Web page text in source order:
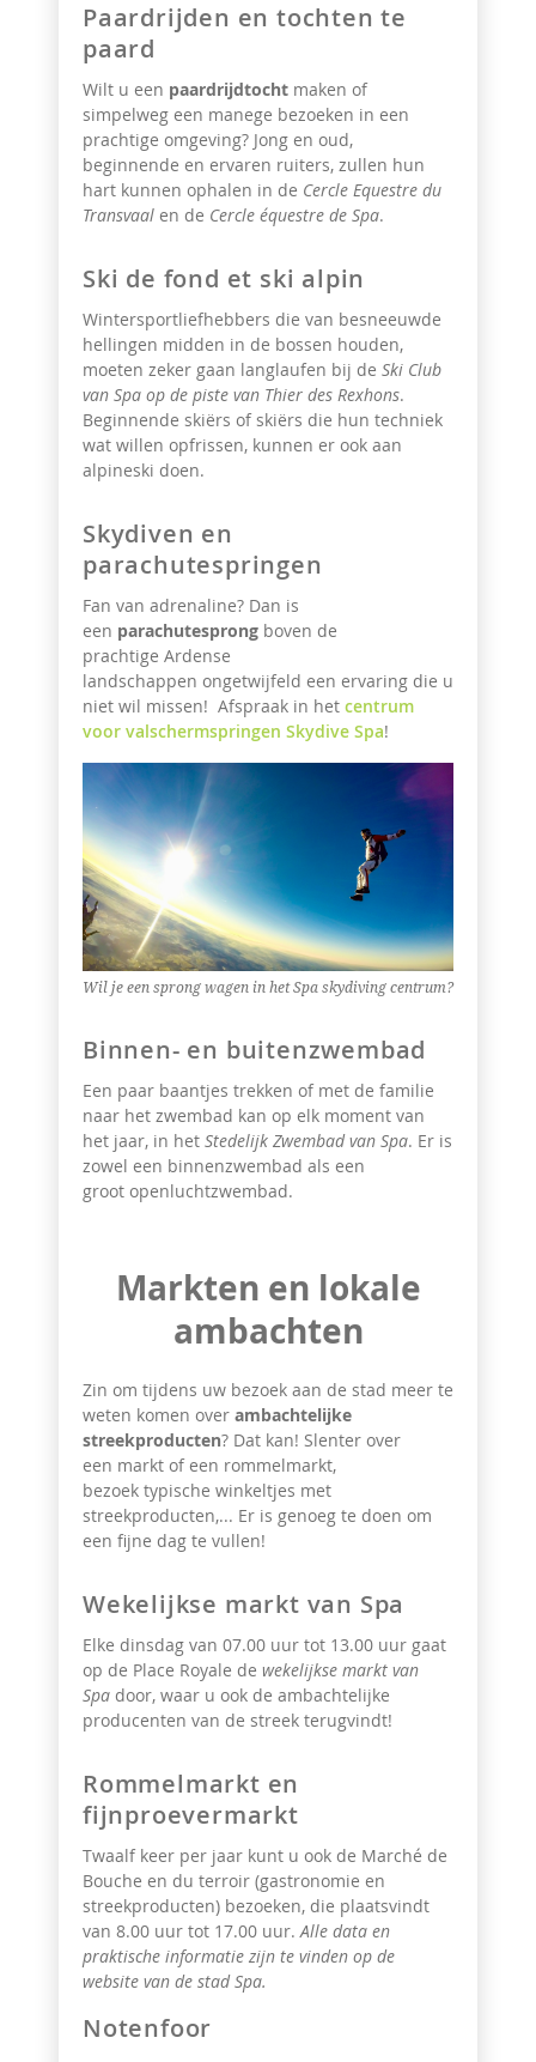
Paardrijden en tochten te
paard
Wilt u een paardrijdtocht maken of
simpelweg een manege bezoeken in een
prachtige omgeving? Jong en oud,
beginnende en ervaren ruiters, zullen hun
hart kunnen ophalen in de Cercle Equestre du
Transvaal en de Cercle équestre de Spa.
Ski de fond et ski alpin
Wintersportliefhebbers die van besneeuwde
hellingen midden in de bossen houden,
moeten zeker gaan langlaufen bij de Ski Club
van Spa op de piste van Thier des Rexhons.
Beginnende skiërs of skiërs die hun techniek
wat willen opfrissen, kunnen er ook aan
alpineski doen.
Skydiven en
parachutespringen
Fan van adrenaline? Dan is
een parachutesprong boven de
prachtige Ardense
landschappen ongetwijfeld een ervaring die u
niet wil missen! Afspraak in het centrum
voor valschermspringen Skydive Spa!
Wil je een sprong wagen in het Spa skydiving centrum?
Binnen- en buitenzwembad
Een paar baantjes trekken of met de familie
naar het zwembad kan op elk moment van
het jaar, in het Stedelijk Zwembad van Spa. Er is
zowel een binnenzwembad als een
groot openluchtzwembad.
Markten en lokale
ambachten
Zin om tijdens uw bezoek aan de stad meer te
weten komen over ambachtelijke
streekproducten? Dat kan! Slenter over
een markt of een rommelmarkt,
bezoek typische winkeltjes met
streekproducten,... Er is genoeg te doen om
een fijne dag te vullen!
Wekelijkse markt van Spa
Elke dinsdag van 07.00 uur tot 13.00 uur gaat
op de Place Royale de wekelijkse markt van
Spa door, waar u ook de ambachtelijke
producenten van de streek terugvindt!
Rommelmarkt en
fijnproevermarkt
Twaalf keer per jaar kunt u ook de Marché de
Bouche en du terroir (gastronomie en
streekproducten) bezoeken, die plaatsvindt
van 8.00 uur tot 17.00 uur.Alle data en
praktische informatie zijn te vinden op de
website van de stad Spa.
Notenfoor